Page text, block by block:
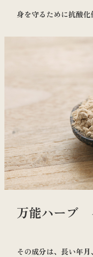
身を守るために抗酸化
万能ハーブ
その成分は、長い年